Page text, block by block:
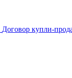
Договор купли-